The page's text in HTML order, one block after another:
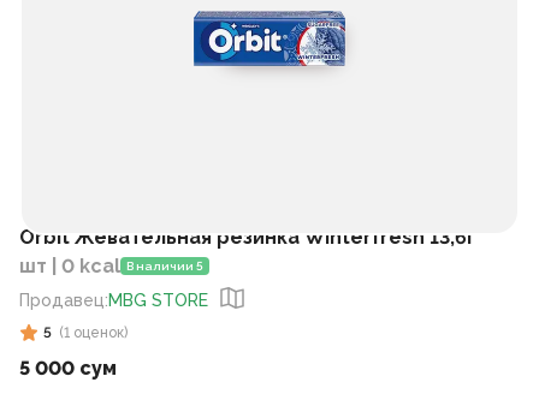
Orbit Жевательная резинка Winterfresh 13,6г
шт | 0 kcal В наличии 5
Продавец:MBG STORE
5 (1 оценок)
5 000 сум